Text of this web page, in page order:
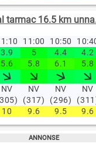
tarmac 16.5 km
11:00 10:50
3.9 5 4.4 4.2
5.6 5.8 6.1 5.8
NV
NV
(317)
NV
(296)
NV
10 9.6 9.5 9.6